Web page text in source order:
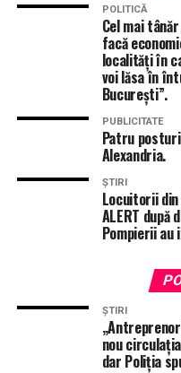
exista interes.
ÎNTÂMPLĂRI RECERENTE
DROGAT LA VOLAN
IPJ TELEORMAN
STIRI TELEORMAN
TOTAL
URMĂTORUL ARTICOL
Viteză record pe DN52,
șofer „a dat în radar” cu
Lolec și Bolec la
Rababoc și Iancu au
este episod de desene
POLITICĂ
Cel mai
facă
localități în
voi lăsa în
București”.
PUBLICITATE
Patru
Alexandria.
ȘTIRI
Locuitorii
ALERT după
Pompierii
ȘTIRI
nou
dar Poliția